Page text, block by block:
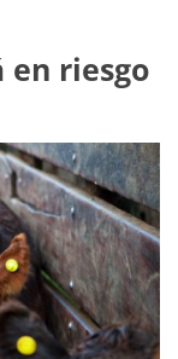
en riesgo